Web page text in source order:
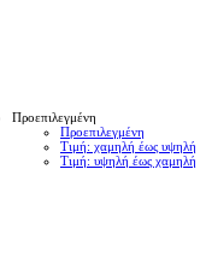
Προεπιλεγμένη
Προεπιλεγμένη
Τιμή: χαμηλή έως υψηλή
Τιμή: υψηλή έως χαμηλή